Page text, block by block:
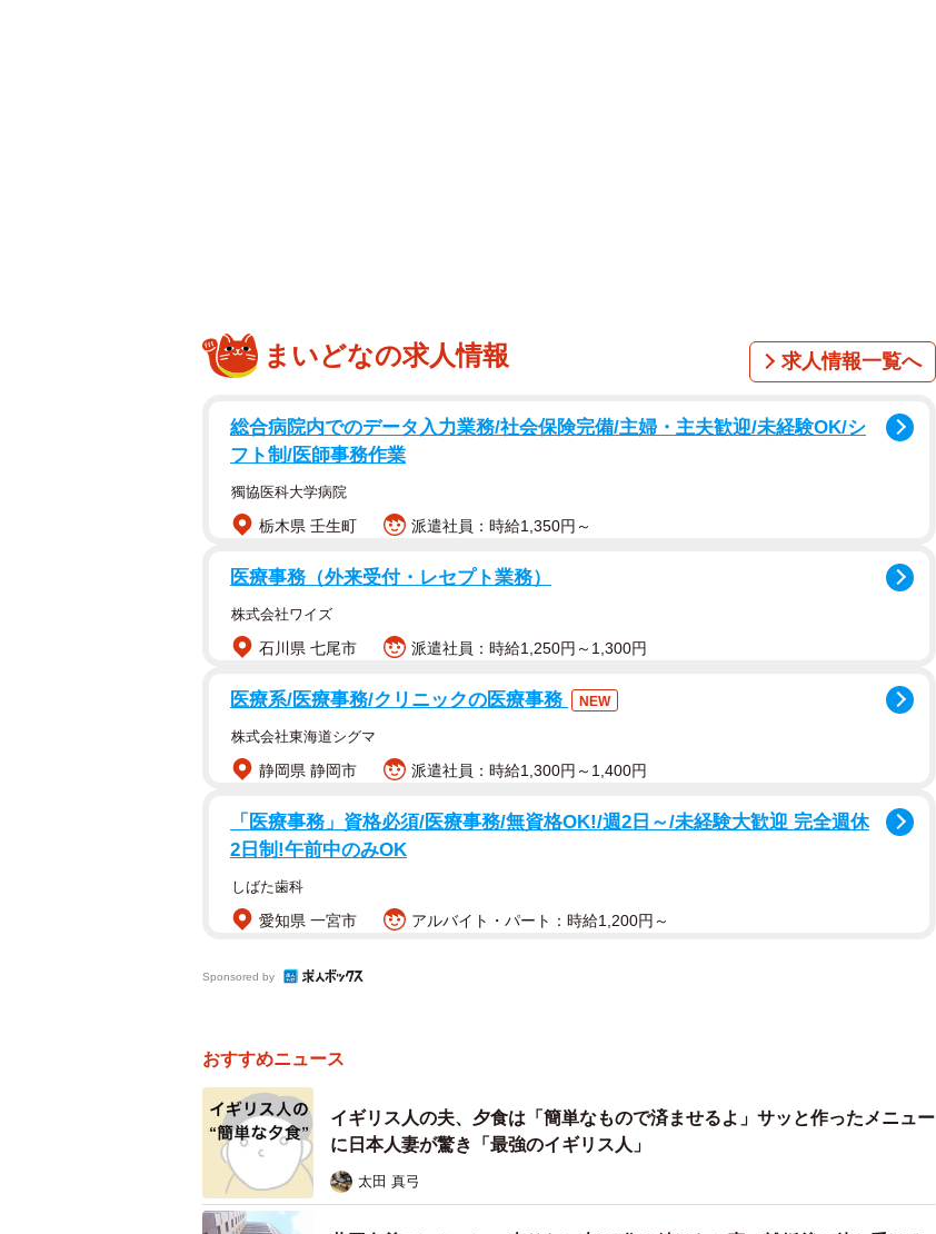
「スタートが平等すぎて憧れます…」
「これくらいフランクでもいい問題なのかもしれない」
「平等でシンプルで、ある意味理想的」
3人の娘さんを育てるワーママ、ひよこさんに、このエピソードや後輩女子について話をお
聞きしました。
「戻れることなら、ちゃんと話し合いたかった」
――後輩の方はどのような人でしょうか？
た目は派手ですが、真面目で、仕事にも熱心に取り組む優秀な後輩です」
――ジャンケンで苗字を決めたと聞かれてどう思われましたか？
「最初はなんてファンキーなんだ！？と思いました。でも全然ありですよね。なんなら、コ
イントスの裏表で決めてもいいレベルだなと。『当たり前』に囚われない、若い世代の柔軟
な姿勢に、私も見習わなければ、と思いました」
ジャンケンやコイントスで決めたかったなと思います」
――ひよこさんのご主人はいかがでしょうか？
「質問を受けて改めて夫と話してみましたが、『特にこだわりない』そうです。私の旧姓よ
りも夫の苗字の方が珍しいこともあり、てっきり維持したいのかとばかり思っていまし
まいどなの求人情報 求人情報一覧へ
総合病院内でのデータ入力業務/社会保険完備/主婦・主夫歓迎/未経験OK/シ
フト制/医師事務作業
獨協医科大学病院
栃木県 壬生町 派遣社員：時給1,350円～
医療事務（外来受付・レセプト業務）
株式会社ワイズ
石川県 七尾市 派遣社員：時給1,250円～1,300円
医療系/医療事務/クリニックの医療事務 NEW
株式会社東海道シグマ
静岡県 静岡市 派遣社員：時給1,300円～1,400円
「医療事務」資格必須/医療事務/無資格OK!/週2日～/未経験大歓迎 完全週休
2日制!午前中のみOK
しばた歯科
愛知県 一宮市 アルバイト・パート：時給1,200円～
Sponsored by
おすすめニュース
イギリス人の夫、夕食は「簡単なもので済ませるよ」サッと作ったメニュー
に日本人妻が驚き「最強のイギリス人」
太田 真弓